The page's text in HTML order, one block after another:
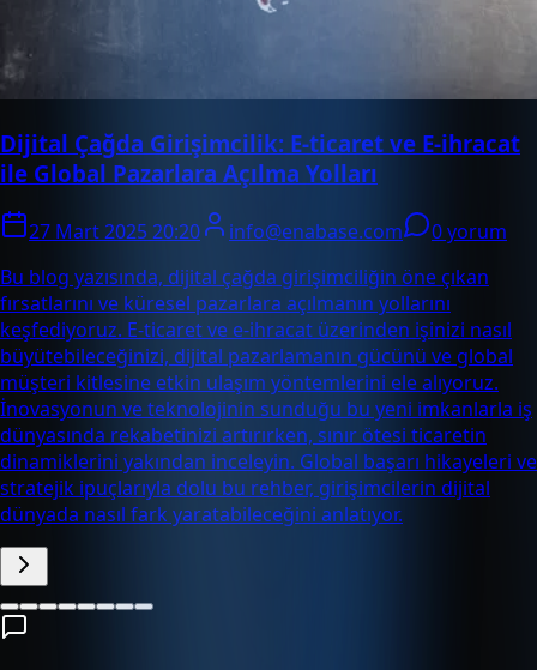
Dijital Çağda Girişimcilik: E-ticaret ve E-ihracat
ile Global Pazarlara Açılma Yolları
27 Mart 2025 20:20 info@enabase.com
0 yorum
Bu blog yazısında, dijital çağda girişimciliğin öne çıkan
fırsatlarını ve küresel pazarlara açılmanın yollarını
keşfediyoruz. E-ticaret ve e-ihracat üzerinden işinizi nasıl
büyütebileceğinizi, dijital pazarlamanın gücünü ve global
müşteri kitlesine etkin ulaşım yöntemlerini ele alıyoruz.
İnovasyonun ve teknolojinin sunduğu bu yeni imkanlarla iş
dünyasında rekabetinizi artırırken, sınır ötesi ticaretin
dinamiklerini yakından inceleyin. Global başarı hikayeleri ve
stratejik ipuçlarıyla dolu bu rehber, girişimcilerin dijital
dünyada nasıl fark yaratabileceğini anlatıyor.